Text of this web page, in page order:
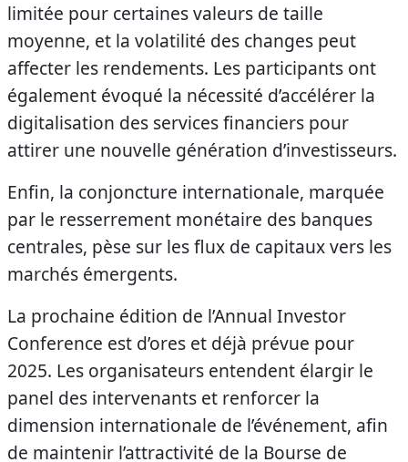
limitée pour certaines valeurs de taille
moyenne, et la volatilité des changes peut
affecter les rendements. Les participants ont
également évoqué la nécessité d’accélérer la
digitalisation des services financiers pour
attirer une nouvelle génération d’investisseurs.
Enfin, la conjoncture internationale, marquée
par le resserrement monétaire des banques
centrales, pèse sur les flux de capitaux vers les
marchés émergents.
La prochaine édition de l’Annual Investor
Conference est d’ores et déjà prévue pour
2025. Les organisateurs entendent élargir le
panel des intervenants et renforcer la
dimension internationale de l’événement, afin
de maintenir l’attractivité de la Bourse de